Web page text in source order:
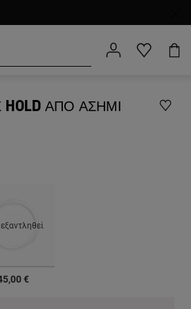
ΑΠΌ ΑΣΉΜΙ
επιλεγμένα
€